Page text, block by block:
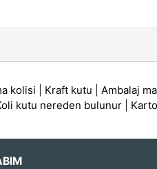
kolisi Kraft kutu Ambalaj
kutu nereden bulunur